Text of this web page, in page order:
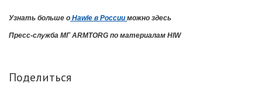
Узнать больше о Hawle в России можно здесь
Пресс-служба МГ ARMTORG по материалам HIW
Поделиться